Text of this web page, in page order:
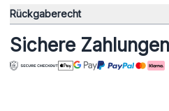
Rückgaberecht
Sichere